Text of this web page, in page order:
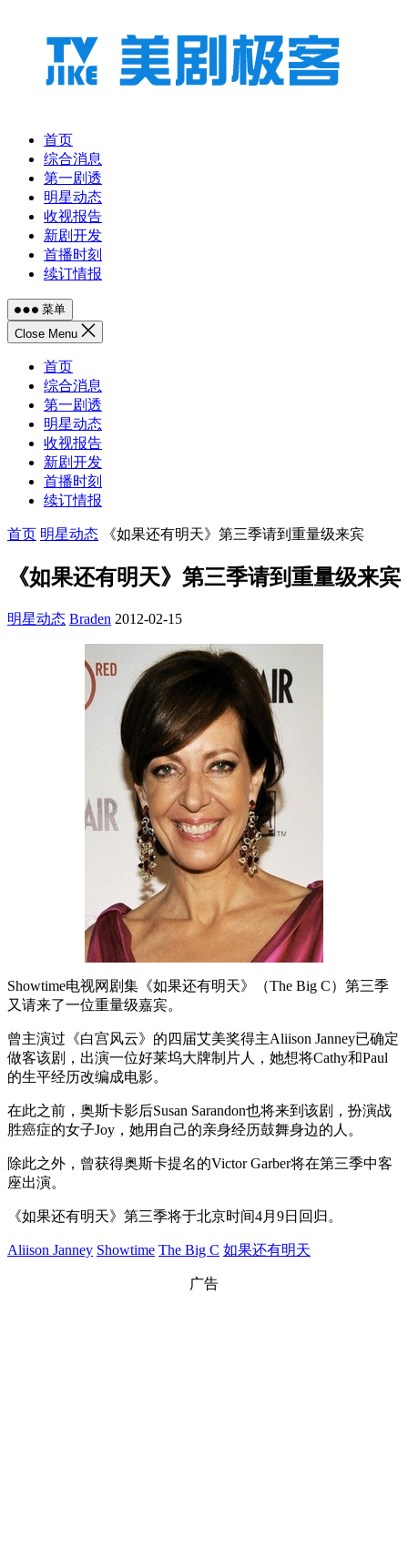
首页
综合消息
第一剧透
明星动态
收视报告
新剧开发
首播时刻
续订情报
菜单
Close Menu
首页
综合消息
第一剧透
明星动态
收视报告
新剧开发
首播时刻
续订情报
首页 明星动态 《如果还有明天》第三季请到重量级来宾
《如果还有明天》第三季请到重量级来宾
明星动态 Braden 2012-02-15
Showtime电视网剧集《如果还有明天》（The Big C）第三季
又请来了一位重量级嘉宾。
曾主演过《白宫风云》的四届艾美奖得主Aliison Janney已确定
做客该剧，出演一位好莱坞大牌制片人，她想将Cathy和Paul
的生平经历改编成电影。
在此之前，奥斯卡影后Susan Sarandon也将来到该剧，扮演战
胜癌症的女子Joy，她用自己的亲身经历鼓舞身边的人。
除此之外，曾获得奥斯卡提名的Victor Garber将在第三季中客
座出演。
《如果还有明天》第三季将于北京时间4月9日回归。
Aliison Janney Showtime The Big C 如果还有明天
广告